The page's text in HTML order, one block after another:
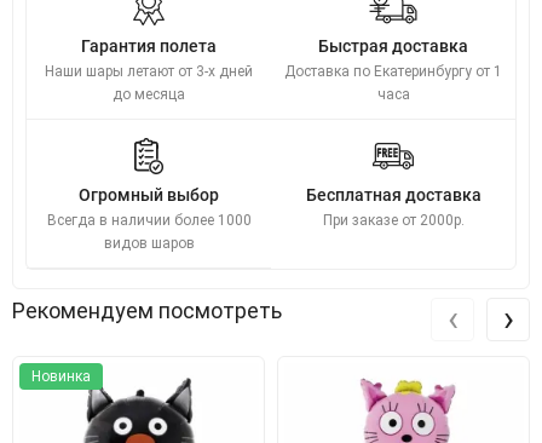
Гарантия полета
Наши шары летают от 3-х дней
до месяца
Быстрая доставка
Доставка по Екатеринбургу от 1
часа
Огромный выбор
Всегда в наличии более 1000
видов шаров
Бесплатная доставка
При заказе от 2000р.
Рекомендуем посмотреть
Новинка
‹ ›